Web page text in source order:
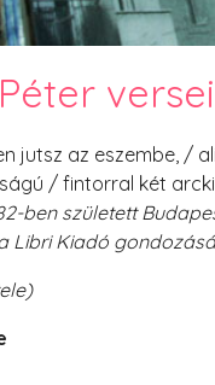
versei
jutsz az eszembe, /
/ fintorral két
ben született
Libri Kiadó